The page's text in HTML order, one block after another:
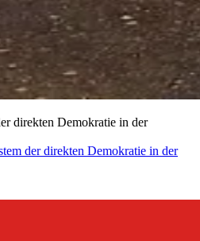
direkten Demokratie in der
der direkten Demokratie in der